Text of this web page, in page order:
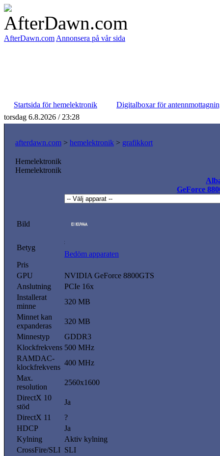
AfterDawn.com Annonsera på vår sida
Startsida för hemelektronik
Digitalboxar för
torsdag 6.8.2026 / 23:28
afterdawn.com > hemelektronik > grafikkort
Hemelektronik
Hemelektronik
GeForce
Bild
Betyg
Bedöm apparaten
Pris
GPU
NVIDIA GeForce 8800GTS
Anslutning
PCIe 16x
Installerat
minne
320 MB
Minnet kan
expanderas
320 MB
Minnestyp
GDDR3
Klockfrekvens 500 MHz
RAMDAC-
klockfrekvens
400 MHz
Max.
resolution
2560x1600
DirectX 10
stöd
Ja
DirectX 11
?
HDCP
Ja
Kylning
Aktiv kylning
CrossFire/SLI SLI